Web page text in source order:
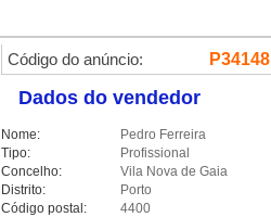
P34148
Código do anúncio:
Dados do vendedor
Nome:
Pedro Ferreira
Tipo:
Profissional
Concelho:
Vila Nova de Gaia
Distrito:
Porto
Código postal:
4400